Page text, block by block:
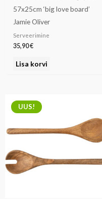
57x25cm ‘big love board’
Jamie Oliver
Serveerimine
35,90€
Lisa korvi
UUS!